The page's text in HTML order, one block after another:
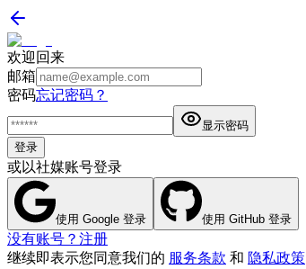
欢迎回来
邮箱
密码忘记密码？
显示密码
登录
或以社媒账号登录
使用 Google 登录 使用 GitHub 登录
没有账号？注册
继续即表示您同意我们的 服务条款 和 隐私政策